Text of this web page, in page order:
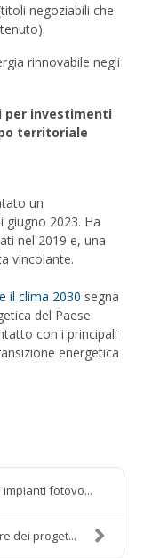
negoziabili che
rinnovabile negli
per investimenti
territoriale
un
giugno 2023. Ha
nel 2019 e, una
vincolante.
il clima 2030 segna
del Paese.
con i principali
energetica
fotovo...
dei proget...